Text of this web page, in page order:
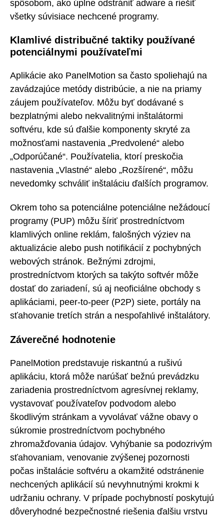
spôsobom, ako úplne odstrániť adware a riešiť
všetky súvisiace nechcené programy.
Klamlivé distribučné taktiky používané
potenciálnymi používateľmi
Aplikácie ako PanelMotion sa často spoliehajú na
zavádzajúce metódy distribúcie, a nie na priamy
záujem používateľov. Môžu byť dodávané s
bezplatnými alebo nekvalitnými inštalátormi
softvéru, kde sú ďalšie komponenty skryté za
možnosťami nastavenia „Predvolené“ alebo
„Odporúčané“. Používatelia, ktorí preskočia
nastavenia „Vlastné“ alebo „Rozšírené“, môžu
nevedomky schváliť inštaláciu ďalších programov.
Okrem toho sa potenciálne potenciálne nežádoucí
programy (PUP) môžu šíriť prostredníctvom
klamlivých online reklám, falošných výziev na
aktualizácie alebo push notifikácií z pochybných
webových stránok. Bežnými zdrojmi,
prostredníctvom ktorých sa takýto softvér môže
dostať do zariadení, sú aj neoficiálne obchody s
aplikáciami, peer-to-peer (P2P) siete, portály na
sťahovanie tretích strán a nespoľahlivé inštalátory.
Záverečné hodnotenie
PanelMotion predstavuje riskantnú a rušivú
aplikáciu, ktorá môže narúšať bežnú prevádzku
zariadenia prostredníctvom agresívnej reklamy,
vystavovať používateľov podvodom alebo
škodlivým stránkam a vyvolávať vážne obavy o
súkromie prostredníctvom pochybného
zhromažďovania údajov. Vyhýbanie sa podozrivým
sťahovaniam, venovanie zvýšenej pozornosti
počas inštalácie softvéru a okamžité odstránenie
nechcených aplikácií sú nevyhnutnými krokmi k
udržaniu ochrany. V prípade pochybností poskytujú
dôveryhodné bezpečnostné riešenia ďalšiu vrstvu